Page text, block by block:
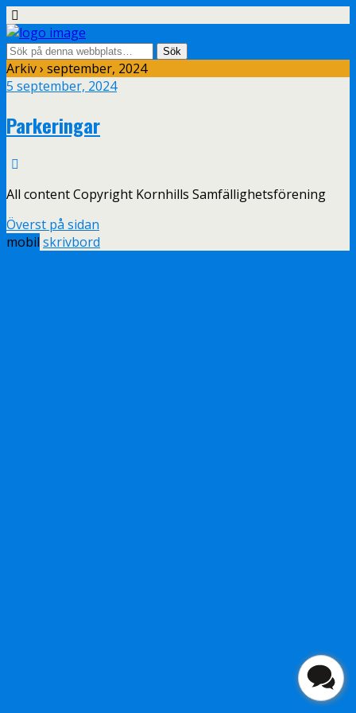
Arkiv › september, 2024
5 september, 2024
Parkeringar
All content Copyright Kornhills Samfällighetsförening
Överst på sidan
mobil skrivbord